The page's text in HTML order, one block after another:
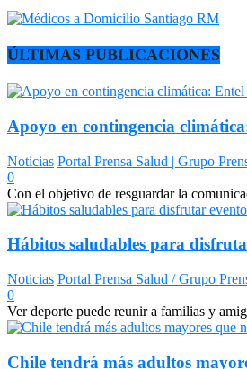
ÚLTIMAS PUBLICACIONES
Apoyo en contingencia
Noticias Portal Prensa Salud | Grupo
0
Con el objetivo de resguardar la
Hábitos saludables para
Noticias Portal Prensa Salud / Grupo
0
Ver deporte puede reunir a familias y
Chile tendrá más adultos